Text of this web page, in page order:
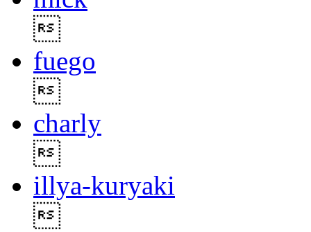
fuego
charly
illya-kuryaki